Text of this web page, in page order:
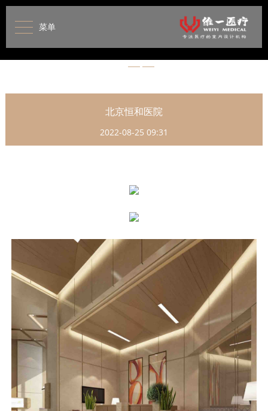
菜单
北京恒和医院
2022-08-25 09:31